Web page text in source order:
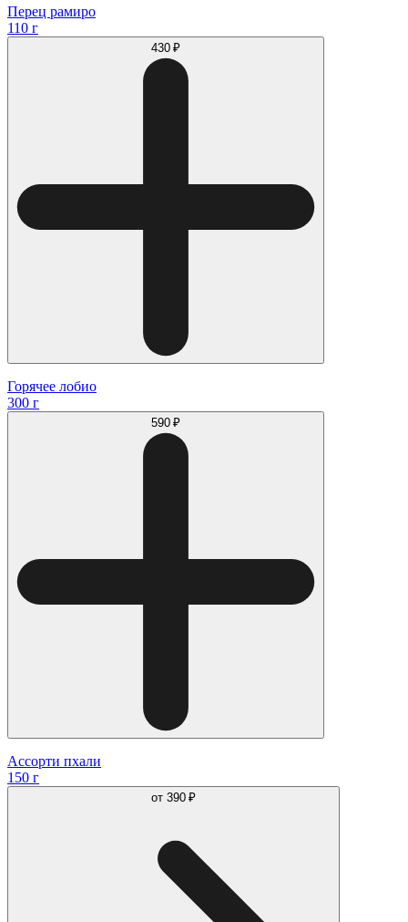
Перец рамиро
110 г
430 ₽
Горячее лобио
300 г
590 ₽
Ассорти пхали
150 г
от 390 ₽